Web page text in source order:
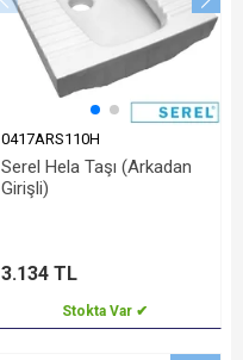
0417ARS110H
Serel Hela Taşı (Arkadan
Girişli)
3.134 TL
Stokta Var ✔